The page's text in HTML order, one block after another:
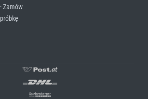
· Zamów
próbkę